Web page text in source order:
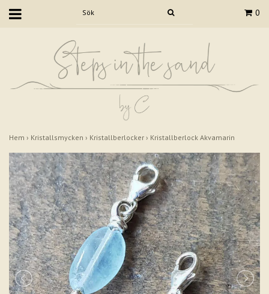
0
Hem › Kristallsmycken › Kristallberlocker › Kristallberlock Akvamarin